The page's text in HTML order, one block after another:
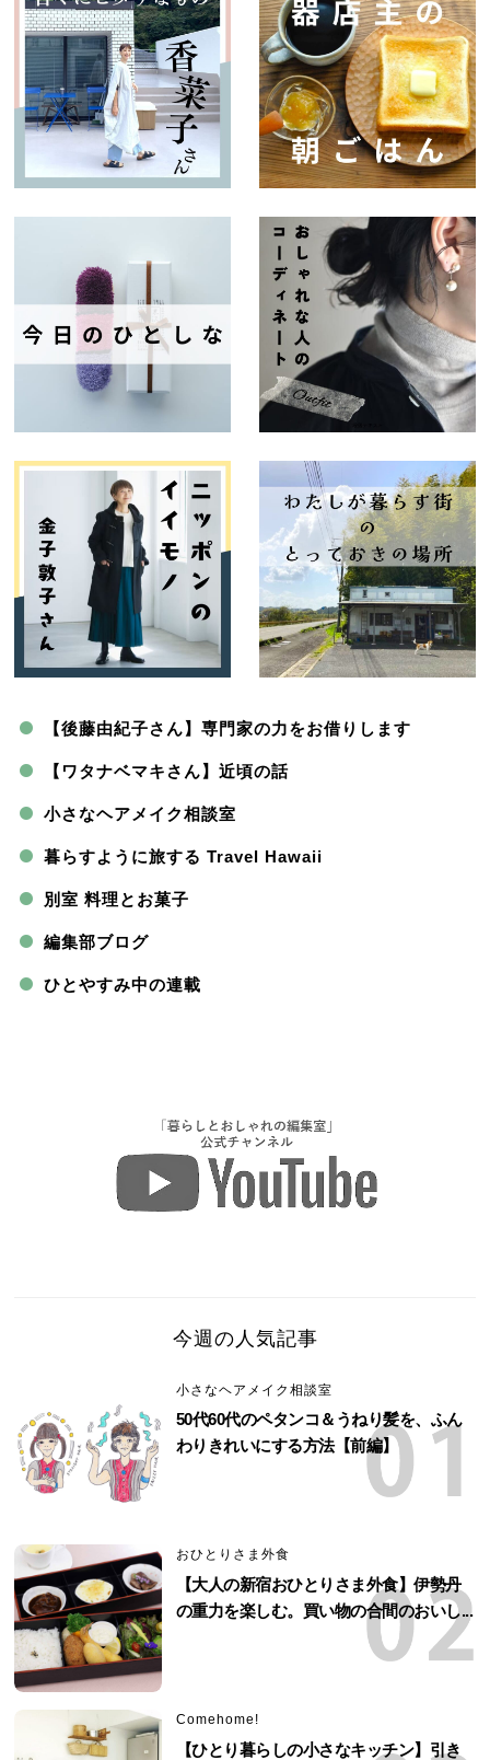
【後藤由紀子さん】専門家の力をお借りします
【ワタナベマキさん】近頃の話
小さなヘアメイク相談室
暮らすように旅する Travel Hawaii
別室 料理とお菓子
編集部ブログ
ひとやすみ中の連載
今週の人気記事
小さなヘアメイク相談室
50代60代のペタンコ＆うねり髪を、ふん
わりきれいにする方法【前編】
おひとりさま外食
【大人の新宿おひとりさま外食】伊勢丹
の重力を楽しむ。買い物の合間のおいし...
Comehome!
【ひとり暮らしの小さなキッチン】引き